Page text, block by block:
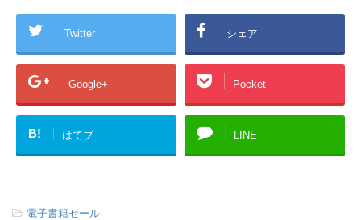
Twitter シェア
Google+ Pocket
B! はてブ LINE
-電子書籍セール